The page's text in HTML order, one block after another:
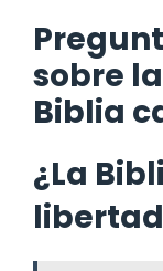
sobre
Biblia
¿La